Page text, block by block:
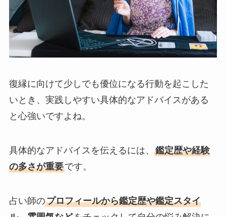
復縁に向けて少しでも優位になる行動を起こした
いとき、実践しやすい具体的なアドバイスがある
と心強いですよね。
具体的なアドバイスを伝えるには、 鑑定歴や経験
の多さが重要です。
占い師のプロフィールから鑑定歴や鑑定スタイ